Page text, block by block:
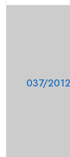
037/2012